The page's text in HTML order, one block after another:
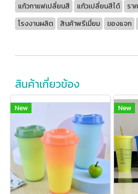
แก้วกาแฟเปลี่ยนสี
แก้วเปลี่ยนสีได้ รา
โรงงานผลิต
สินค้าพรีเมี่ยม ของแจก
สินค้าเกี่ยวข้อง
New New